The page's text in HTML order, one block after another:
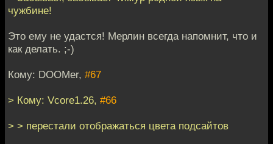
чужбине!
Это ему не удастся! Мерлин всегда напомнит, что и
как делать. ;-)
Кому: DOOMer, #67
> Кому: Vcore1.26, #66
> > перестали отображаться цвета подсайтов